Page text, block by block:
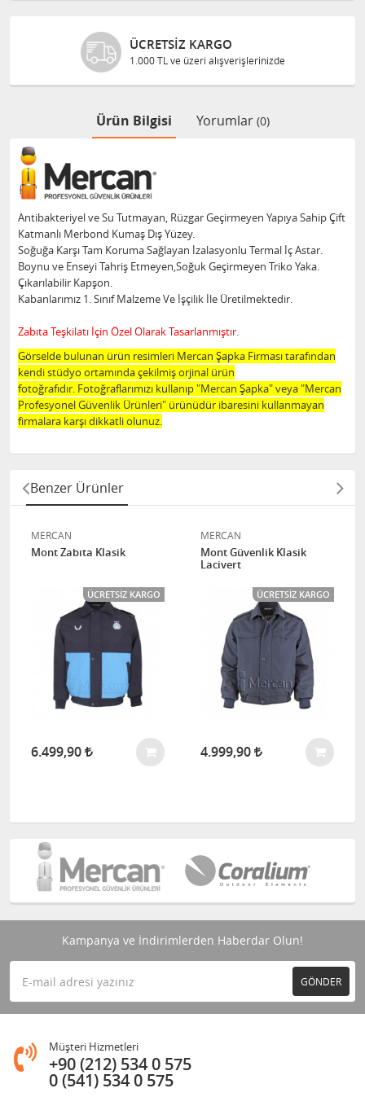
ÜCRETSIZ KARGO
1.000 TL ve üzeri alışverişlerinizde
Ürün Bilgisi Yorumlar (0)
Antibakteriyel ve Su Tutmayan, Rüzgar Geçirmeyen Yapıya Sahip Çift
Katmanlı Merbond Kumaş Dış Yüzey.
Soğuğa Karşı Tam Koruma Sağlayan İzalasyonlu Termal İç Astar.
Boynu ve Enseyi Tahriş Etmeyen,Soğuk Geçirmeyen Triko Yaka.
Çıkarılabilir Kapşon.
Kabanlarımız 1. Sınıf Malzeme Ve İşçilik İle Üretilmektedir.
Zabıta Teşkilatı İçin Özel Olarak Tasarlanmıştır.
Görselde bulunan ürün resimleri Mercan Şapka Firması tarafından
kendi stüdyo ortamında çekilmiş orjinal ürün
fotoğrafıdır. Fotoğraflarımızı kullanıp "Mercan Şapka" veya "Mercan
Profesyonel Güvenlik Ürünleri" ürünüdür ibaresini kullanmayan
firmalara karşı dikkatli olunuz.
Benzer Ürünler
MERCAN
Mont Zabıta Klasik
ÜCRETSIZ KARGO
6.499,90
MERCAN
Mont Güvenlik Klasik
Lacivert
ÜCRETSIZ KARGO
4.999,90
Kampanya ve İndirimlerden Haberdar Olun!
GÖNDER
Müşteri Hizmetleri
+90 (212) 534 0 575
0 (541) 534 0 575